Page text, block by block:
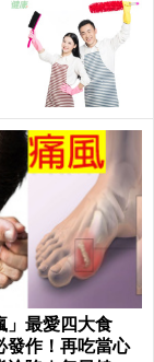
」最愛四大食
發作！再吃當心